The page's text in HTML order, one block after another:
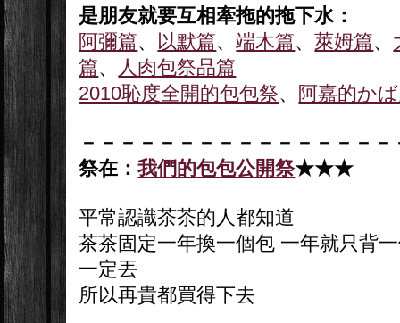
是朋友就要互相牽拖的拖下水：
阿彌篇、 以默篇、端木篇、萊姆篇、
篇、
人肉包祭品篇
2010恥度全開的包包祭、 阿嘉的か
－ －－－－ －－－－ －－－－ －－－
祭在：我們的包包公開祭★★★
平常認識茶茶的人都知道
茶茶固定一年換一個包 一年就只背
一定丟
所以再貴都買得下去